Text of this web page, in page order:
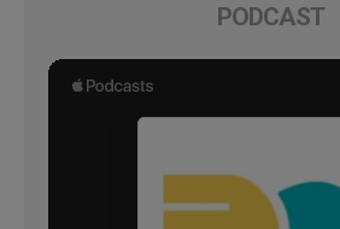
PODCAST